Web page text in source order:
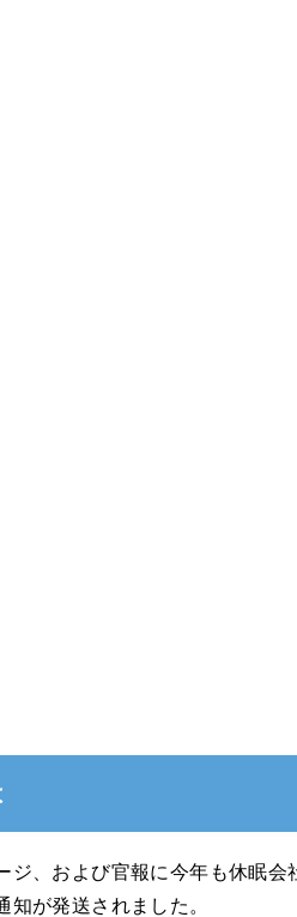
ジ、および官報に今年も休眠
知が発送されました。